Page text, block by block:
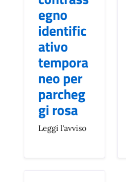
egno
identific
ativo
tempora
neo per
parcheg
gi rosa
Leggi l'avviso